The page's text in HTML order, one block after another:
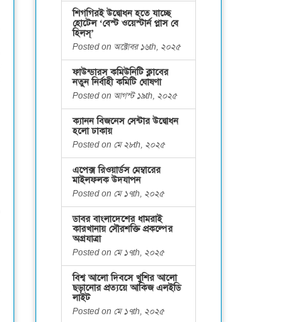
শিগগিরই উদ্বোধন হতে যাচ্ছে
হোটেল ‘বেস্ট ওয়েস্টার্ন প্লাস বে
হিলস্’
Posted on অক্টোবর ১৬th, ২০২৫
ফাউন্ডারস কমিউনিটি ক্লাবের
নতুন নির্বাহী কমিটি ঘোষণা
Posted on আগস্ট ১৯th, ২০২৫
ক্যানন বিজনেস সেন্টার উদ্বোধন
হলো ঢাকায়
Posted on মে ২৮th, ২০২৫
এপেক্স রিওয়ার্ডস মেম্বারের
মাইলফলক উদযাপন
Posted on মে ১৭th, ২০২৫
ডাবর বাংলাদেশের ধামরাই
কারখানায় সৌরশক্তি প্রকল্পের
অগ্রযাত্রা
Posted on মে ১৭th, ২০২৫
বিশ্ব আলো দিবসে খুশির আলো
ছড়ানোর প্রত্যয়ে আকিজ এলইডি
লাইট
Posted on মে ১৭th, ২০২৫